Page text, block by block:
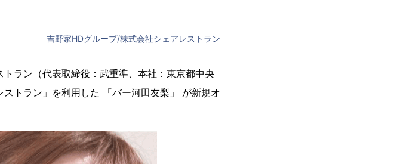
吉野家HDグループ/株式会社シェアレストラン
ラン（代表取締役：武重準、本社：東京都中央
トラン」を利用した 「バー河田友梨」 が新規オ